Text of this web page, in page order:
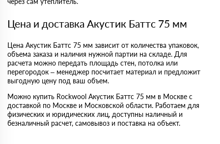
Цена и доставка Акустик Баттс 75 мм
Цена Акустик Баттс 75 мм зависит от количества упаковок,
объема заказа и наличия нужной партии на складе. Для
расчета можно передать площадь стен, потолка или
перегородок – менеджер посчитает материал и предложит
выгодную цену под ваш объем.
Можно купить Rockwool Акустик Баттс 75 мм в Москве с
доставкой по Москве и Московской области. Работаем для
физических и юридических лиц, доступны наличный и
безналичный расчет, самовывоз и поставка на объект.